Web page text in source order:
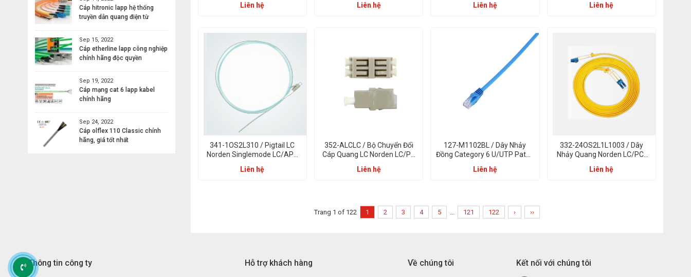
Cáp hitronic lapp hệ thống
truyền dẫn quang điện từ
Sep 15, 2022
Cáp etherline lapp công nghiệp
chính hãng độc quyền
Sep 19, 2022
Cáp mạng cat 6 lapp kabel
chính hãng
Sep 24, 2022
Cáp olflex 110 Classic chính
hãng, giá tốt nhất
Liên hệ
With Cover
Liên hệ
Down 48 Port
Liên hệ Liên hệ
341-1OS2L310 / Pigtail LC
Norden Singlemode LC/APC
Liên hệ
352-ALCLC / Bộ Chuyển Đổi
Cáp Quang LC Norden LC/PC
Liên hệ
127-M1102BL / Dây Nhảy
Đồng Category 6 U/UTP Patch
Dương
Liên hệ
332-24OS2L1L1003 / Dây
Nhảy Quang Norden LC/PC-
Liên hệ
Trang 1 of 122 1 2 3 4 5 ... 121 122 › ››
Thông tin công ty Hỗ trợ khách hàng Về chúng tôi Kết nối với chúng tôi